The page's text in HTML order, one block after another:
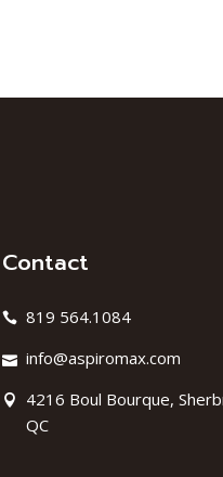
Contact
819 564.1084
info@aspiromax.com
4216 Boul Bourque,
QC